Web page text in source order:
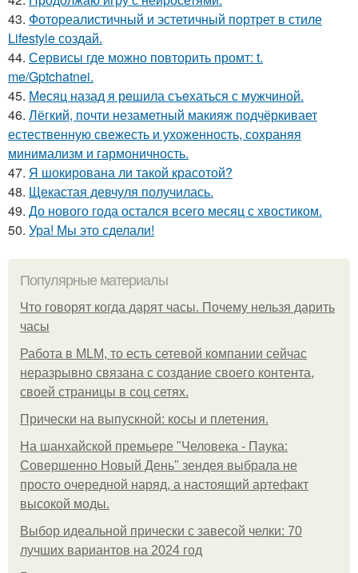
43. Фотореалистичный и эстетичный портрет в стиле
Lifestyle создай.
44. Сервисы где можно повторить промт: t.
me/Gptchatnei.
45. Мeсяц назад я рeшила съeхаться с мужчиной.
46. Лёгкий, почти незаметный макияж подчёркивает
естественную свежесть и ухоженность, сохраняя
минимализм и гармоничность.
47. Я шокирована ли такой красотой?
48. Щекастая девчуля получилась.
49. До нового года остался всего месяц с хвостиком.
50. Ура! Мы это сделали!
Популярные материалы
Что говорят когда дарят часы. Почему нельзя дарить
часы
Работа в MLM, то есть сетевой компании сейчас
неразрывно связана с создание своего контента,
своей страницы в соц сетях.
Прически на выпускной: косы и плетения.
На шанхайской премьере "Человека - Паука:
Совершенно Новый День" зендея выбрала не
просто очередной наряд, а настоящий артефакт
высокой моды.
Выбор идеальной прически с завесой челки: 70
лучших вариантов на 2024 год